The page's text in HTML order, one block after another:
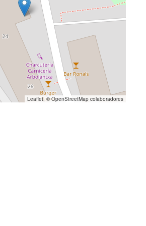
Leaflet, ©OpenStreetMapcolaboradores